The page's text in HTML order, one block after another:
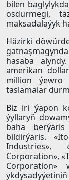
bilen
ösdürmegi,
maksadalaýyk
Häzirki
hasaba
amerikan
million
taslamalar
Biz iri ýapon
ýyllaryň
baha
bildirýäris.
Industries»,
Corporation»,
Corporation»